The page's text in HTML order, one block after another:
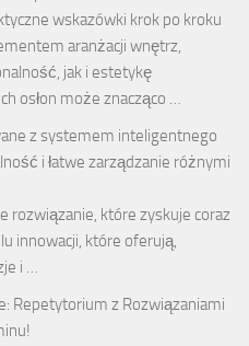
wskazówki krok po kroku
aranżacji wnętrz,
jak i estetykę
osłon może znacząco …
z systemem inteligentnego
i łatwe zarządzanie różnymi
rozwiązanie, które zyskuje coraz
innowacji, które oferują,
i …
Repetytorium z Rozwiązaniami